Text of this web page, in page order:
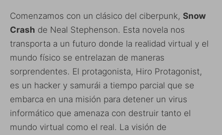
Comenzamos con un clásico del ciberpunk, Snow
Crash de Neal Stephenson. Esta novela nos
transporta a un futuro donde la realidad virtual y el
mundo físico se entrelazan de maneras
sorprendentes. El protagonista, Hiro Protagonist,
es un hacker y samurái a tiempo parcial que se
embarca en una misión para detener un virus
informático que amenaza con destruir tanto el
mundo virtual como el real. La visión de